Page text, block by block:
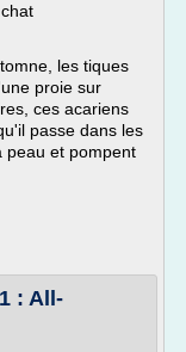
les tiques
proie sur
ces acariens
passe dans les
peau et pompent
: All-